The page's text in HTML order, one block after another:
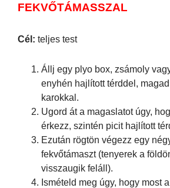
FEKVŐTÁMASSZAL
Cél: teljes test
Állj egy plyo box, zsámoly
enyhén hajlított térddel,
karokkal.
Ugord át a magaslatot úgy,
érkezz, szintén picit hajlított
Ezután rögtön végezz egy
fekvőtámaszt (tenyerek a
visszaugik feláll).
Ismételd meg úgy, hogy most